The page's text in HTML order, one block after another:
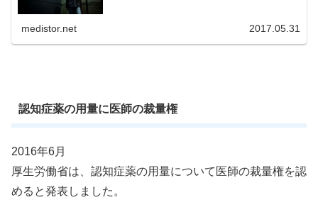
medistor.net 2017.05.31
認知症薬の用量に医師の裁量権
2016年6月
厚生労働省は、認知症薬の用量について医師の裁量権を認
めると発表しました。